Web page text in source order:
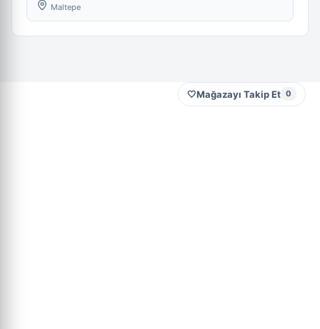
Maltepe
🤍Mağazayı Takip Et 0